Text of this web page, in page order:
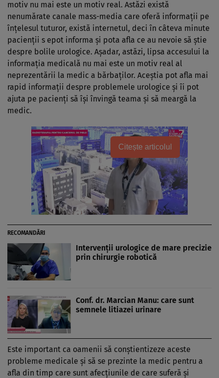
motiv nu mai este un motiv real. Astăzi există
nenumărate canale mass-media care oferă informații pe
înțelesul tuturor, există internetul, deci în câteva minute
pacienții s epot informa și pota afla ce au nevoie să știe
despre bolile urologice. Așadar, astăzi, lipsa accesului la
informația medicală nu mai este un motiv real al
neprezentării la medic a bărbaților. Aceștia pot afla mai
rapid informații despre problemele urologice și îi pot
ajuta pe pacienți să își învingă teama și să meargă la
medic.
Citește articolul
RECOMANDĂRI
Intervenții urologice de mare precizie
prin chirurgie robotică
Conf. dr. Marcian Manu: care sunt
semnele litiazei urinare
Este important ca oamenii să conștientizeze aceste
probleme medicale și să se prezinte la medic pentru a
afla din timp care sunt afecțiunile de care suferă și